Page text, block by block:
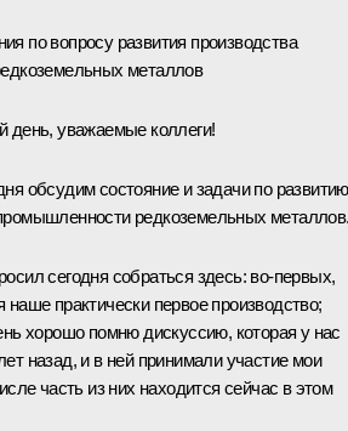
по вопросу развития производства
металлов
день, уважаемые коллеги!
обсудим состояние и задачи по развитию
редкоземельных
сегодня собраться здесь: во‑первых,
наше практически первое производство;
хорошо помню дискуссию, которая у нас
назад, и в ней принимали участие мои
часть из них находится сейчас в этом